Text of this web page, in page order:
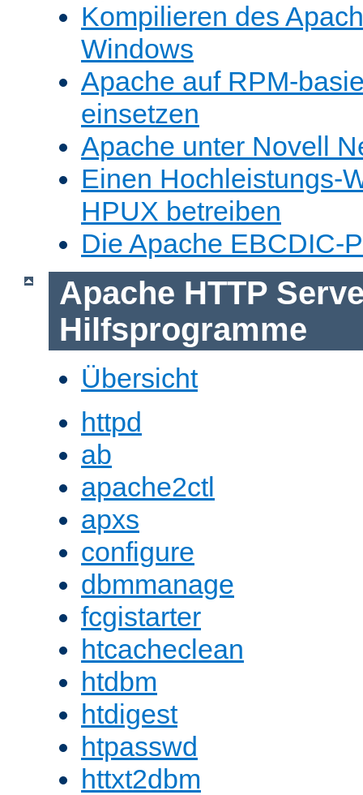
Kompilieren des
Windows
Apache auf RPM-
einsetzen
Apache unter Novell
Einen Hochleistungs-
HPUX betreiben
Die Apache EBCDIC-
Apache HTTP
Hilfsprogramme
Übersicht
httpd
ab
apache2ctl
apxs
configure
dbmmanage
fcgistarter
htcacheclean
htdbm
htdigest
htpasswd
httxt2dbm